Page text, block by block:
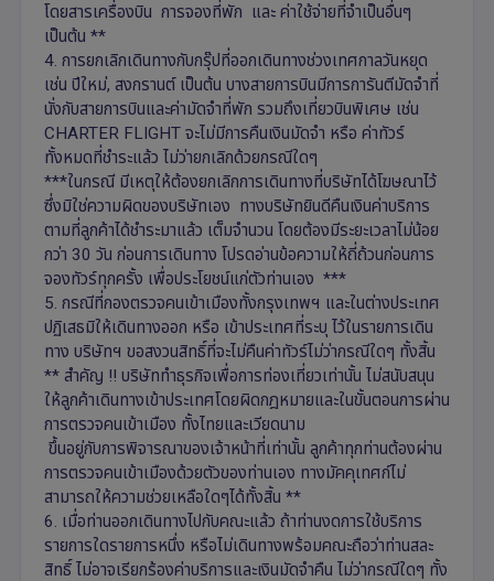
โดยสารเครื่องบิน การจองที่พัก และ ค่าใช้จ่ายที่จำเป็นอื่นๆ
เป็นต้น **
4. การยกเลิกเดินทางกับกรุ๊ปที่ออกเดินทางช่วงเทศกาลวันหยุด
เช่น ปีใหม่, สงกรานต์ เป็นต้น บางสายการบินมีการการันตีมัดจำที่
นั่งกับสายการบินและค่ามัดจำที่พัก รวมถึงเที่ยวบินพิเศษ เช่น
CHARTER FLIGHT จะไม่มีการคืนเงินมัดจำ หรือ ค่าทัวร์
ทั้งหมดที่ชำระแล้ว ไม่ว่ายกเลิกด้วยกรณีใดๆ
***ในกรณี มีเหตุให้ต้องยกเลิกการเดินทางที่บริษัทได้โฆษณาไว้
ซึ่งมิใช่ความผิดของบริษัทเอง ทางบริษัทยินดีคืนเงินค่าบริการ
ตามที่ลูกค้าได้ชำระมาแล้ว เต็มจำนวน โดยต้องมีระยะเวลาไม่น้อย
กว่า 30 วัน ก่อนการเดินทาง โปรดอ่านข้อความให้ถี่ถ้วนก่อนการ
จองทัวร์ทุกครั้ง เพื่อประโยชน์แก่ตัวท่านเอง ***
5. กรณีที่กองตรวจคนเข้าเมืองทั้งกรุงเทพฯ และในต่างประเทศ
ปฏิเสธมิให้เดินทางออก หรือ เข้าประเทศที่ระบุ ไว้ในรายการเดิน
ทาง บริษัทฯ ขอสงวนสิทธิ์ที่จะไม่คืนค่าทัวร์ไม่ว่ากรณีใดๆ ทั้งสิ้น
** สำคัญ !! บริษัททำธุรกิจเพื่อการท่องเที่ยวเท่านั้น ไม่สนับสนุน
ให้ลูกค้าเดินทางเข้าประเทศโดยผิดกฎหมายและในขั้นตอนการผ่าน
การตรวจคนเข้าเมือง ทั้งไทยและเวียดนาม
ขึ้นอยู่กับการพิจารณาของเจ้าหน้าที่เท่านั้น ลูกค้าทุกท่านต้องผ่าน
การตรวจคนเข้าเมืองด้วยตัวของท่านเอง ทางมัคคุเทศก์ไม่
สามารถให้ความช่วยเหลือใดๆได้ทั้งสิ้น **
6. เมื่อท่านออกเดินทางไปกับคณะแล้ว ถ้าท่านงดการใช้บริการ
รายการใดรายการหนึ่ง หรือไม่เดินทางพร้อมคณะถือว่าท่านสละ
สิทธิ์ ไม่อาจเรียกร้องค่าบริการและเงินมัดจำคืน ไม่ว่ากรณีใดๆ ทั้ง